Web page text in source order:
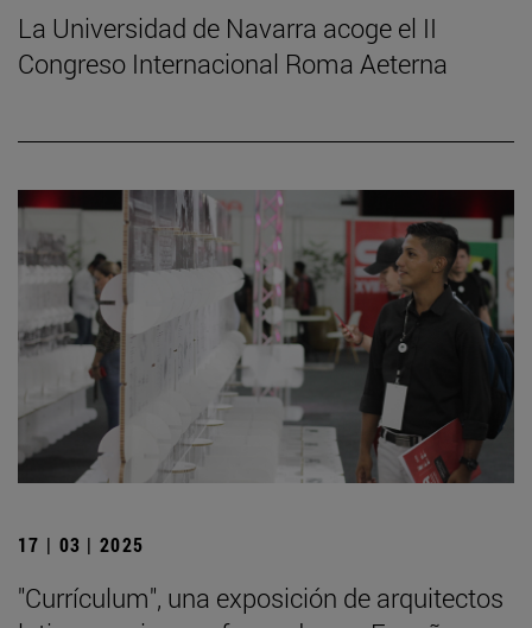
La Universidad de Navarra acoge el II
Congreso Internacional Roma Aeterna
17 | 03 | 2025
"Currículum", una exposición de arquitectos